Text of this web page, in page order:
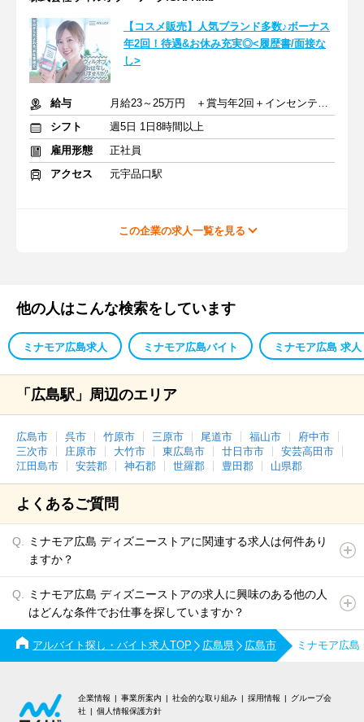
【コスメ販売】人気ブランド多数♪ボーナス
年2回！待遇&お休み充実◎<履歴書/面接な
し>
給与
月給23～25万円 ＋賞与年2回＋インセンティブ＋交通費
シフト
週5日 1日8時間以上
雇用形態
正社員
アクセス
元宇品口駅
この企業の求人一覧を見る
他の人はこんな検索をしています
ミナモア広島求人 ミナモア広島バイト ミナモア広島 求人
「広島駅」周辺のエリア
広島市 呉市 竹原市 三原市 尾道市 福山市
府中市
三次市
庄原市 大竹市 東広島市 廿日市市
安芸高田市
江田島市
安芸郡 神石郡 世羅郡 豊田郡 山県郡
よくあるご質問
ミナモア広島 ディズニーストアに関連する求人は何件あり
ますか？
ミナモア広島 ディズニーストアの求人に興味のある他の人
はどんな条件でお仕事を探していますか？
アルバイト探し・バイト求人TOP 広島県 広島市 ミナモア広
企業情報 事業所案内 社会的な取り組み 採用情報
グループ会
社
個人情報保護方針